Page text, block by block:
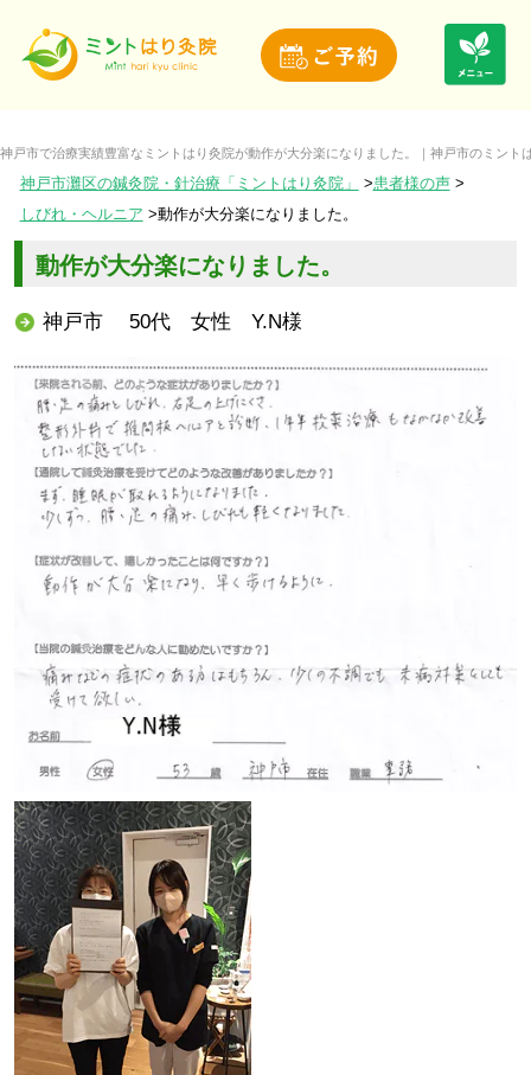
神戸市で治療実績豊富なミントはり灸院が動作が大分楽になりました。｜神戸市のミン
神戸市灘区の鍼灸院・針治療「ミントはり灸院」
患者様の声
しびれ・ヘルニア
動作が大分楽になりました。
動作が大分楽になりました。
神戸市 50代 女性 Y.N様